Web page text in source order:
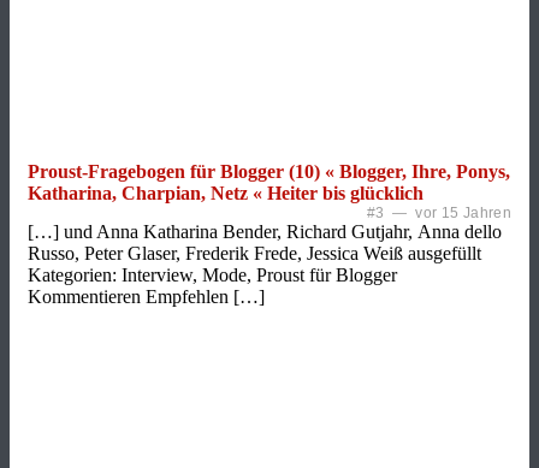
Proust-Fragebogen für Blogger (10) « Blogger, Ihre, Ponys,
Katharina, Charpian, Netz « Heiter bis glücklich
#3 — vor 15 Jahren
[…] und Anna Katharina Bender, Richard Gutjahr, Anna dello
Russo, Peter Glaser, Frederik Frede, Jessica Weiß ausgefüllt
Kategorien: Interview, Mode, Proust für Blogger
Kommentieren Empfehlen […]